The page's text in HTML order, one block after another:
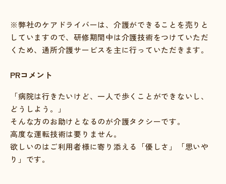
※弊社のケアドライバーは、介護ができることを売りと
していますので、研修期間中は介護技術をつけていただ
くため、通所介護サービスを主に行っていただきます。
PRコメント
「病院は行きたいけど、一人で歩くことができないし、
どうしよう。」
そんな方のお助けとなるのが介護タクシーです。
高度な運転技術は要りません。
欲しいのはご利用者様に寄り添える「優しさ」「思いや
り」です。